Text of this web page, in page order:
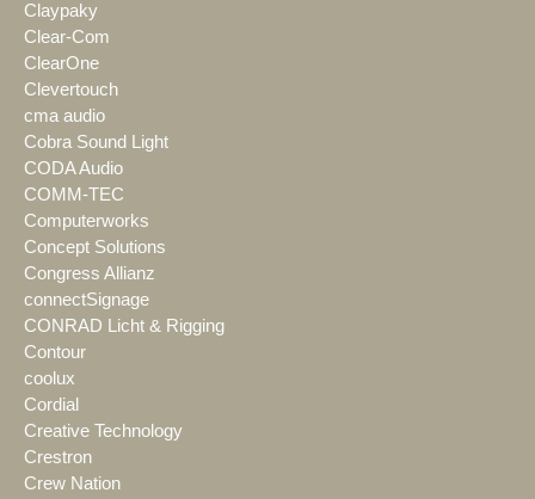
Claypaky
Clear-Com
ClearOne
Clevertouch
cma audio
Cobra Sound Light
CODA Audio
COMM-TEC
Computerworks
Concept Solutions
Congress Allianz
connectSignage
CONRAD Licht & Rigging
Contour
coolux
Cordial
Creative Technology
Crestron
Crew Nation